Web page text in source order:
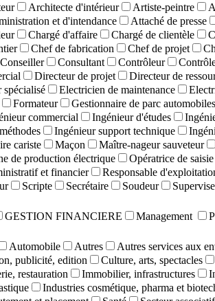
Architecte d'intérieur Artiste-peintre
et d'intendance Attaché de presse
Chargé d'affaire Chargé de clientèle
Chef de fabrication Chef de projet
Conseiller Consultant Contrôleur
Directeur de projet Directeur de
spécialisé Electricien de maintenance
Formateur Gestionnaire de parc automobiles
commercial Ingénieur d'études
Ingénieur support technique
cariste Maçon Maître-nageur sauveteur
de production électrique Opératrice de saisie
et financier Responsable
Scripte Secrétaire Soudeur
GESTION FINANCIERE Management
Automobile Autres Autres services aux
publicité, edition Culture, arts, spectacles
restauration Immobilier, infrastructures
Industries cosmétique, pharma et